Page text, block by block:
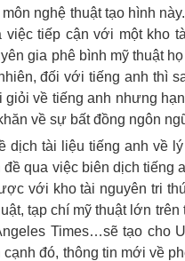
nghệ thuật tạo hình
việc tiếp cận với một kho
gia phê bình mỹ thuật
đối với tiếng anh thì
về tiếng anh nhưng
về sự bất đồng ngôn
dịch tài liệu tiếng anh về
qua việc biên dịch tiếng
với kho tài nguyên tri
tạp chí mỹ thuật lớn
Times…sẽ tạo
đó, thông tin mới về